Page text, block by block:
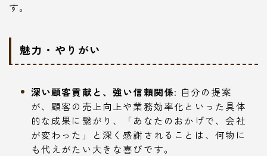
す。
魅力・やりがい
深い顧客貢献と、強い信頼関係: 自分の提案
が、顧客の売上向上や業務効率化といった具体
的な成果に繋がり、「あなたのおかげで、会社
が変わった」と深く感謝されることは、何物に
も代えがたい大きな喜びです。